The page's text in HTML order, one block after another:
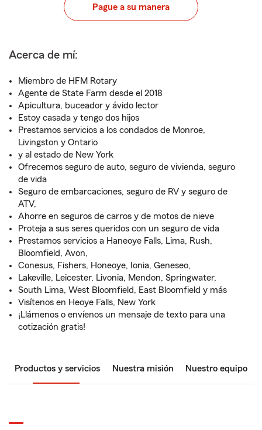
Pague a su manera
Acerca de mí:
Miembro de HFM Rotary
Agente de State Farm desde el 2018
Apicultura, buceador y ávido lector
Estoy casada y tengo dos hijos
Prestamos servicios a los condados de Monroe,
Livingston y Ontario
y al estado de New York
Ofrecemos seguro de auto, seguro de vivienda, seguro
de vida
Seguro de embarcaciones, seguro de RV y seguro de
ATV,
Ahorre en seguros de carros y de motos de nieve
Proteja a sus seres queridos con un seguro de vida
Prestamos servicios a Haneoye Falls, Lima, Rush,
Bloomfield, Avon,
Conesus, Fishers, Honeoye, Ionia, Geneseo,
Lakeville, Leicester, Livonia, Mendon, Springwater,
South Lima, West Bloomfield, East Bloomfield y más
Visítenos en Heoye Falls, New York
¡Llámenos o envíenos un mensaje de texto para una
cotización gratis!
Productos y servicios Nuestra misión Nuestro equipo